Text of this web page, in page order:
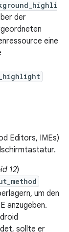
der
eine
Editors, IMEs)
12)
um den
anzugeben.
sollte er